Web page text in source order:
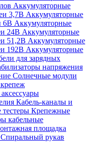
Аккумуляторные
3,7В Аккумуляторные
6В Аккумуляторные
24В Аккумуляторные
51,2В Аккумуляторные
192В Аккумуляторные
для зарядных
напряжения
Солнечные модули
Кабель-каналы и
Крепежные
кабельные
площадка
Спиральный рукав